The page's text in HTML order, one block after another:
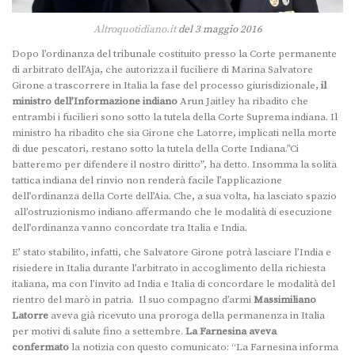
Altroquotidiano.itdel 3 maggio 2016
Dopo l’ordinanza del tribunale costituito presso la Corte permanente
di arbitrato dell’Aja, che autorizza il fuciliere di Marina Salvatore
Girone a trascorrere in Italia la fase del processo giurisdizionale, il
ministro dell’Informazione indianoArun Jaitley ha ribadito che
entrambi i fucilieri sono sotto la tutela della Corte Suprema indiana. Il
ministro ha ribadito che sia Girone che Latorre, implicati nella morte
di due pescatori, restano sotto la tutela della Corte Indiana.”Ci
batteremo per difendere il nostro diritto”, ha detto. Insomma la solita
tattica indiana del rinvio non renderà facile l’applicazione
dell’ordinanza della Corte dell’Aia. Che, a sua volta, ha lasciato spazio
all’ostruzionismo indiano affermando che le modalità di esecuzione
dell’ordinanza vanno concordate tra Italia e India.
E’ stato stabilito, infatti, che Salvatore Girone potrà lasciare l’India e
risiedere in Italia durante l’arbitrato in accoglimento della richiesta
italiana, ma con l’invito ad India e Italia di concordare le modalità del
rientro del marò in patria. Il suo compagno d’armiMassimiliano
Latorre aveva già ricevuto una proroga della permanenza in Italia
per motivi di salute fino a settembre. La Farnesina aveva
confermato la notizia con questo comunicato: “La Farnesina informa